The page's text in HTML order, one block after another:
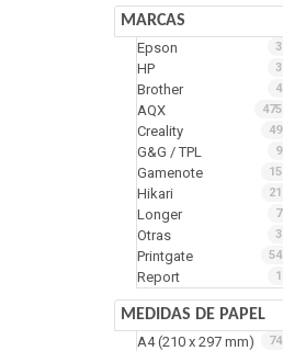
MARCAS
Epson 3
HP 3
Brother 4
AQX 475
Creality 49
G&G / TPL 9
Gamenote 15
Hikari 21
Longer 7
Otras 3
Printgate 54
Report 1
MEDIDAS DE PAPEL
A4 (210 x 297 mm) 74